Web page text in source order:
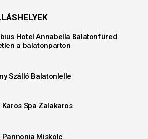
Hotel Annabella Balatonfüred
a balatonparton
Szálló Balatonlelle
Karos Spa Zalakaros
Pannonia Miskolc